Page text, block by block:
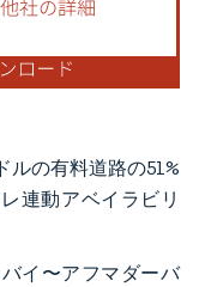
ルの有料道路の51%
連動アベイラビリ
バイ〜アフマダーバ